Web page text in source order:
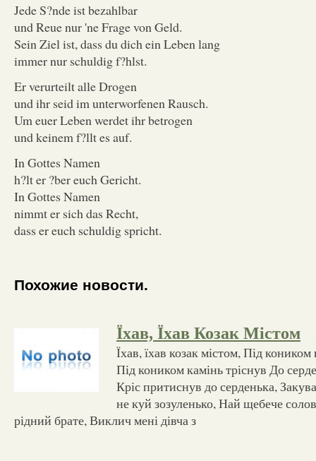
Jede S?nde ist bezahlbar
und Reue nur 'ne Frage von Geld.
Sein Ziel ist, dass du dich ein Leben lang
immer nur schuldig f?hlst.
Er verurteilt alle Drogen
und ihr seid im unterworfenen Rausch.
Um euer Leben werdet ihr betrogen
und keinem f?llt es auf.
In Gottes Namen
h?lt er ?ber euch Gericht.
In Gottes Namen
nimmt er sich das Recht,
dass er euch schuldig spricht.
Похожие новости.
Їхав, Їхав Козак Містом
Їхав, їхав козак містом, Під коником
Під коником камінь тріснув До
Кріс притиснув до серденька,
не куй зозуленько, Най щебече
рідний брате, Виклич мені дівча з